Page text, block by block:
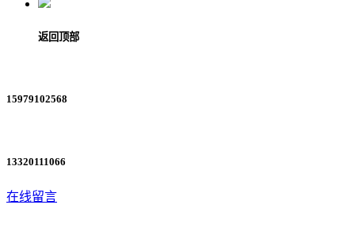
返回顶部
15979102568
13320111066
在线留言